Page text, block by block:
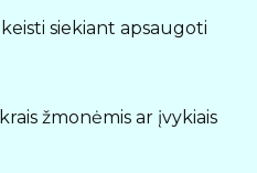
siekiant apsaugoti
žmonėmis ar įvykiais